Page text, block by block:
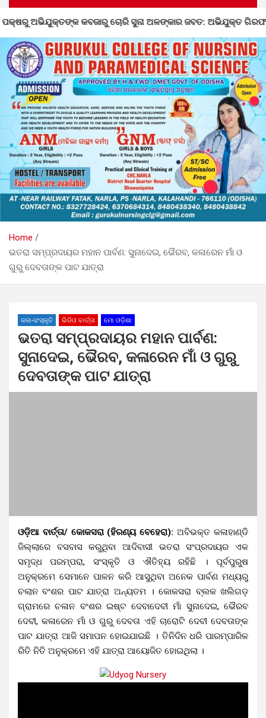
କବଜାରୁ ଚୋରି ସୁନା ଅଳଙ୍କାର ଜବତ: ଅଭିଯୁକ୍ତ ଗିରଫ
Home
ଭତରା ସମ୍ପ୍ରଦାୟର ମହାନ ପାର୍ବଣ: ସୁନାଦେଇ, ଭୈରବ, କଳାରେନ ମାଁ ଓ
ଗୁରୁ ଦେବତାଙ୍କ ପାଟ ଯାତ୍ରା
କଳା-ସଂସ୍କୃତି ଭିଡିଓ ବାର୍ତ୍ତା ମୋ ଓଡ଼ିଶା
ଭତରା ସମ୍ପ୍ରଦାୟର ମହାନ ପାର୍ବଣ:
ସୁନାଦେଇ, ଭୈରବ, କଳାରେନ ମାଁ ଓ ଗୁରୁ
ଦେବତାଙ୍କ ପାଟ ଯାତ୍ରା
ଓଡ଼ିଆ ବାର୍ତ୍ତା/ କୋକସରା (ହିରଣ୍ୟ ବେହେରା): ଅବିଭକ୍ତ କଳାହାଣ୍ଡି
ଜିଲ୍ଲାରେ ବସବାସ କରୁଥିବା ଆଦିବାସୀ ଭତରା ସଂପ୍ରଦାୟର ଏକ
ସମୃଦ୍ଧ ପରମ୍ପରା, ସଂସ୍କୃତି ଓ ଐତିହ୍ୟ ରହିଛି । ପୂର୍ବପୁରୁଷ
ଅନୁକ୍ରମେ ସେମାନେ ପାଳନ କରି ଆସୁଥିବା ଅନେକ ପାର୍ବଣ ମଧ୍ୟରୁ
ଚଲାନ ବଂଶର ପାଟ ଯାତ୍ରା ଅନ୍ୟତମ । କୋକସରା ବ୍ଲକ ଖଲିଗଡ଼
ଗ୍ରାମରେ ଚଳାନ ବଂଶର ଇଷ୍ଟ ଦେବାଦେବୀ ମାଁ ସୁନାଦେଇ, ଭୈରବ
ଦେବୀ, କଳାରେନ ମାଁ ଓ ଗୁରୁ ଦେବତା ଏହି ଚାରୋଟି ଦେବୀ ଦେବତାଙ୍କ
ପାଟ ଯାତ୍ରା ଆଜି ସମାପନ ହୋଇଯାଇଛି । ତିନିଦିନ ଧରି ପାରମ୍ପାରିକ
ରିତି ନିତି ଅନୁକ୍ରମେ ଏହି ଯାତ୍ରା ଆୟୋଜିତ ହୋଇଥିଲା ।